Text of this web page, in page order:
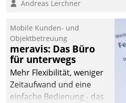
Andreas Lerchner
Mobile Kunden- und
Objektbetreuung
meravis: Das Büro
für unterwegs
Mehr Flexibilität, weniger
Zeitaufwand und eine
einfache Bedienung - das